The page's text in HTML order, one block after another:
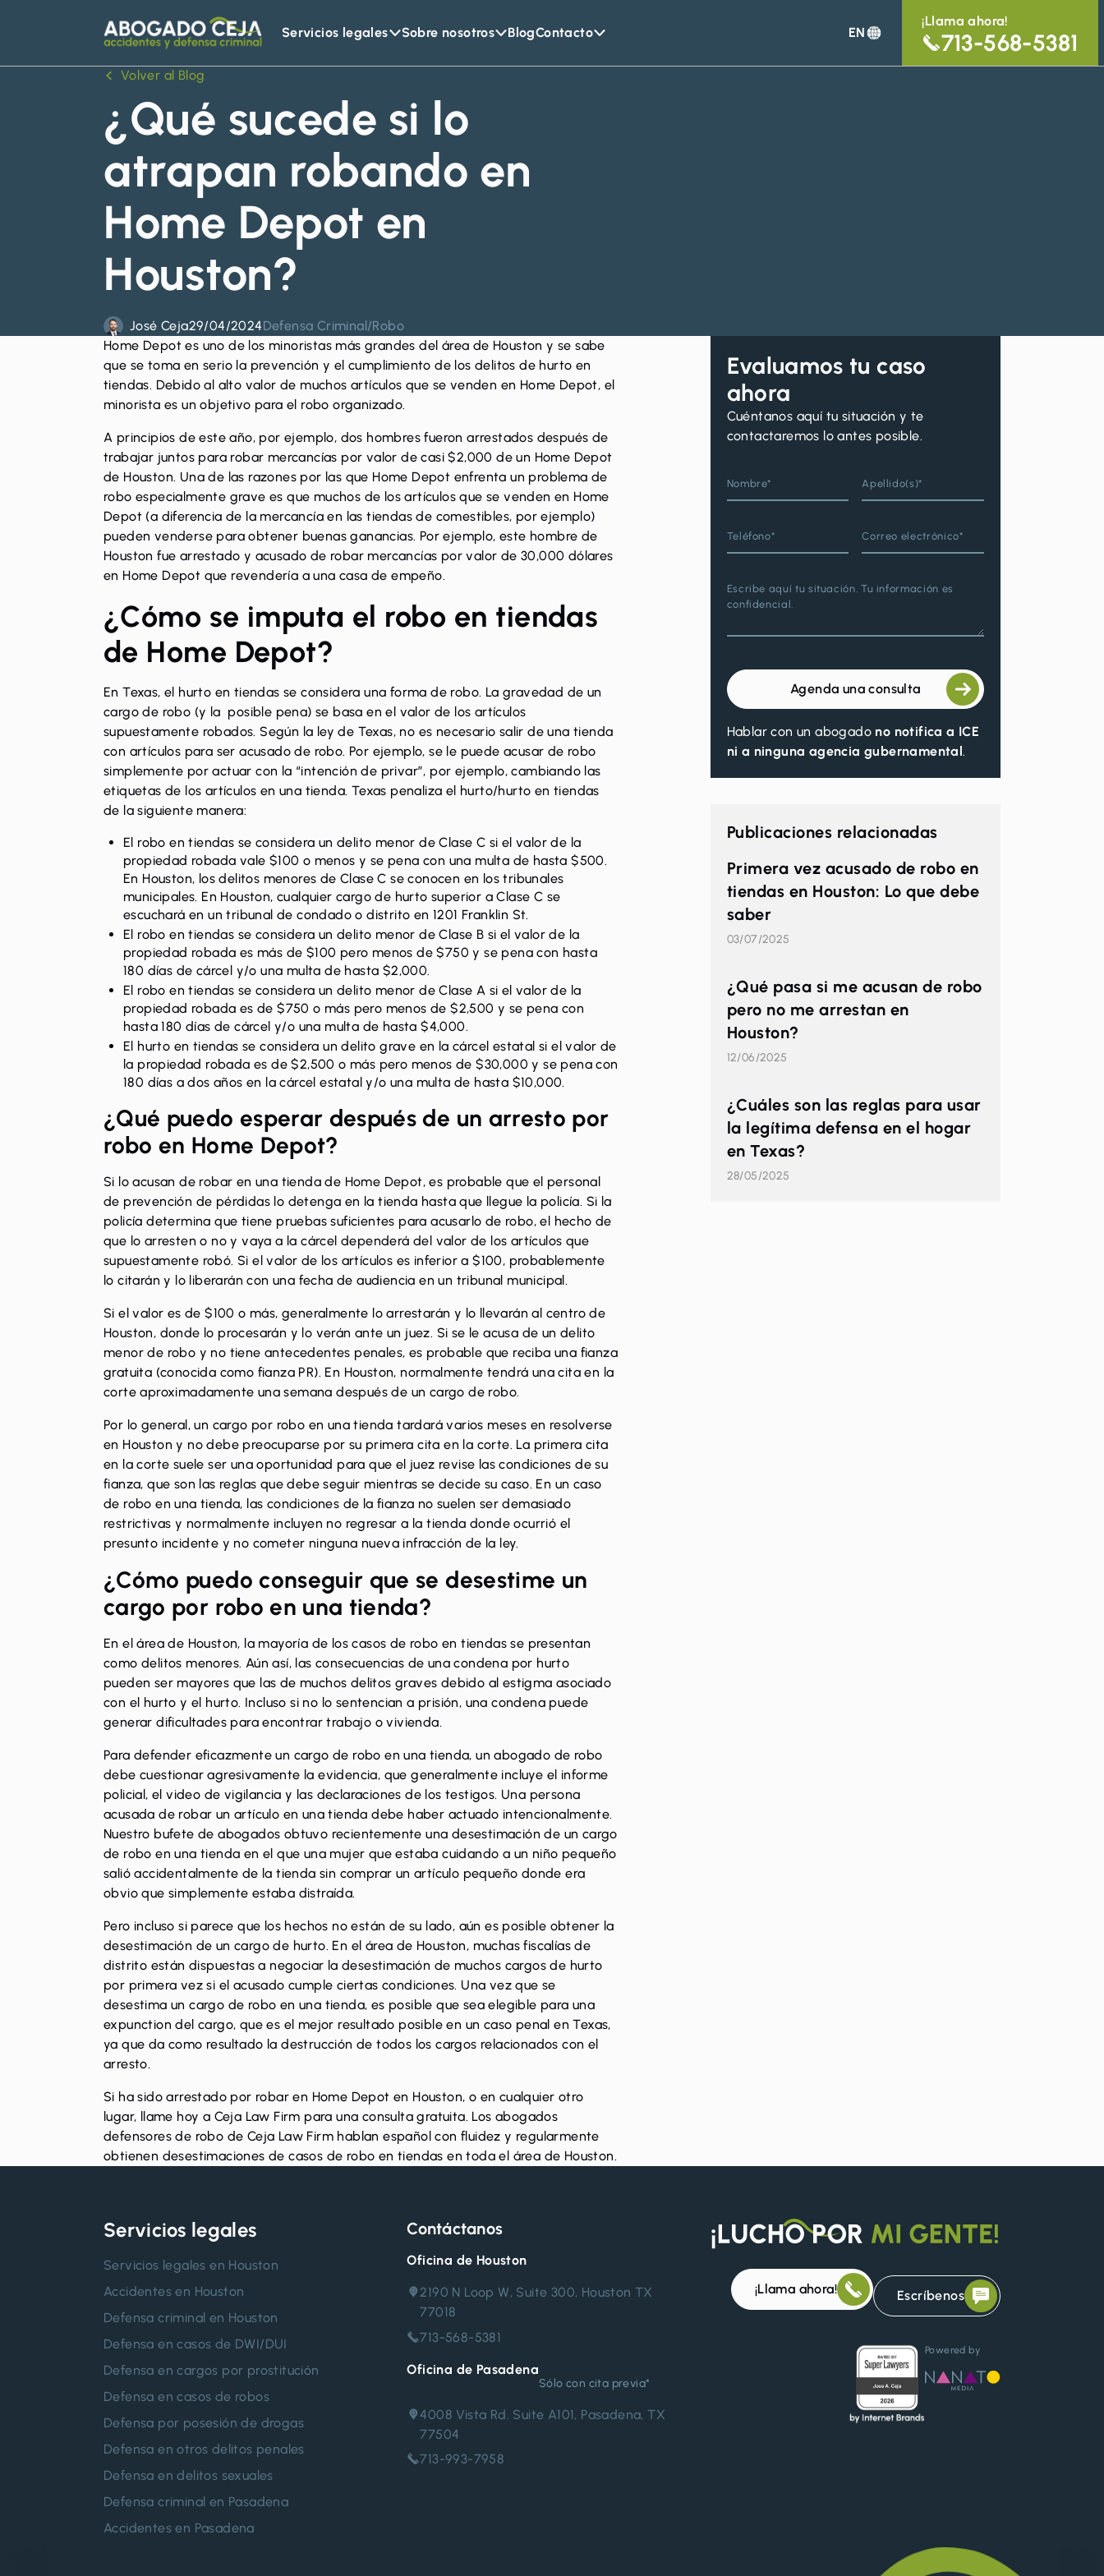
Abogado
Servicios legales Sobre nosotros BlogContacto EN
¡Llama ahora!
713-568-5381
Volver al Blog
¿Qué sucede si lo
atrapan robando en
Home Depot en
Houston?
José Ceja29/04/2024Defensa Criminal /Robo
Home Depot es uno de los minoristas más grandes del área de Houston y se sabe
que se toma en serio la prevención y el cumplimiento de los delitos de hurto en
tiendas. Debido al alto valor de muchos artículos que se venden en Home Depot, el
minorista es un objetivo para el robo organizado.
A principios de este año, por ejemplo, dos hombres fueron arrestados después de
trabajar juntos para robar mercancías por valor de casi $2,000 de un Home Depot
de Houston. Una de las razones por las que Home Depot enfrenta un problema de
robo especialmente grave es que muchos de los artículos que se venden en Home
Depot (a diferencia de la mercancía en las tiendas de comestibles, por ejemplo)
pueden venderse para obtener buenas ganancias. Por ejemplo, este hombre de
Houston fue arrestado y acusado de robar mercancías por valor de 30,000 dólares
en Home Depot que revendería a una casa de empeño.
¿Cómo se imputa el robo en tiendas
de Home Depot?
En Texas,el hurto en tiendas se considera una forma de robo. La gravedad de un
cargo de robo (y la posible pena) se basa en el valor de los artículos
supuestamente robados. Según la ley de Texas, no es necesario salir de una tienda
con artículos para ser acusado de robo. Por ejemplo, se le puede acusar de robo
simplemente por actuar con la “intención de privar”, por ejemplo, cambiando las
etiquetas de los artículos en una tienda. Texas penaliza el hurto/hurto en tiendas
de la siguiente manera:
El robo en tiendas se considera un delito menor de Clase C si el valor de la
propiedad robada vale $100 o menos y se pena con una multa de hasta $500.
En Houston, los delitos menores de Clase C se conocen en los tribunales
municipales. En Houston, cualquier cargo de hurto superior a Clase C se
escuchará en un tribunal de condado o distrito en 1201 Franklin St.
El robo en tiendas se considera un delito menor de Clase B si el valor de la
propiedad robada es más de $100 pero menos de $750 y se pena con hasta
180 días de cárcel y/o una multa de hasta $2,000.
El robo en tiendas se considera un delito menor de Clase A si el valor de la
propiedad robada es de $750 o más pero menos de $2,500 y se pena con
hasta 180 días de cárcel y/o una multa de hasta $4,000.
El hurto en tiendas se considera un delito grave en la cárcel estatal si el valor de
la propiedad robada es de $2,500 o más pero menos de $30,000 y se pena con
180 días a dos años en la cárcel estatal y/o una multa de hasta $10,000.
¿Qué puedo esperar después de un arresto por
robo en Home Depot?
Si lo acusan de robar en una tienda de Home Depot, es probable que el personal
de prevención de pérdidas lo detenga en la tienda hasta que llegue la policía. Si la
policía determina que tiene pruebas suficientes para acusarlo de robo, el hecho de
que lo arresten o no y vaya a la cárcel dependerá del valor de los artículos que
supuestamente robó. Si el valor de los artículos es inferior a $100, probablemente
lo citarán y lo liberarán con una fecha de audiencia en un tribunal municipal.
Si el valor es de $100 o más, generalmente lo arrestarán y lo llevarán al centro de
Houston, donde lo procesarán y lo verán ante un juez. Si se le acusa de un delito
menor de robo y no tiene antecedentes penales, es probable que reciba una fianza
gratuita (conocida como fianza PR). En Houston, normalmente tendrá una cita en la
corte aproximadamente una semana después de un cargo de robo.
Por lo general, un cargo por robo en una tienda tardará varios meses en resolverse
en Houston y no debe preocuparse por su primera cita en la corte. La primera cita
en la corte suele ser una oportunidad para que el juez revise las condiciones de su
fianza, que son las reglas que debe seguir mientras se decide su caso. En un caso
de robo en una tienda, las condiciones de la fianza no suelen ser demasiado
restrictivas y normalmente incluyen no regresar a la tienda donde ocurrió el
presunto incidente y no cometer ninguna nueva infracción de la ley.
¿Cómo puedo conseguir que se desestime un
cargo por robo en una tienda?
En el área de Houston, la mayoría de los casos de robo en tiendas se presentan
como delitos menores. Aún así, las consecuencias de una condena por hurto
pueden ser mayores que las de muchos delitos graves debido al estigma asociado
con el hurto y el hurto. Incluso si no lo sentencian a prisión, una condena puede
generar dificultades para encontrar trabajo o vivienda.
Para defender eficazmente un cargo de robo en una tienda, un abogado de robo
debe cuestionar agresivamente la evidencia, que generalmente incluye el informe
policial, el video de vigilancia y las declaraciones de los testigos. Una persona
acusada de robar un artículo en una tienda debe haber actuado intencionalmente.
Nuestro bufete de abogados obtuvo recientemente una desestimación de un cargo
de robo en una tienda en el que una mujer que estaba cuidando a un niño pequeño
salió accidentalmente de la tienda sin comprar un artículo pequeño donde era
obvio que simplemente estaba distraída.
Pero incluso si parece que los hechos no están de su lado, aún es posible obtener la
desestimación de un cargo de hurto. En el área de Houston, muchas fiscalías de
distrito están dispuestas a negociar la desestimación de muchos cargos de hurto
por primera vez si el acusado cumple ciertas condiciones. Una vez que se
desestima un cargo de robo en una tienda, es posible que seaelegible para una
expunction del cargo, que es el mejor resultado posible en un caso penal en Texas,
ya que da como resultado la destrucción de todos los cargos relacionados con el
arresto.
Si ha sido arrestado por robar en Home Depot en Houston, o en cualquier otro
lugar,
llame hoy a Ceja Law Firm para una consulta gratuita. Los abogados
defensores de robo de Ceja Law Firm hablan español con fluidez y regularmente
obtienen desestimaciones de casos de robo en tiendas en toda el área de Houston.
Evaluamos tu caso
ahora
Cuéntanos aquí tu situación y te
contactaremos lo antes posible.
Nombre* Apellido(s)*
Teléfono* Correo electrónico*
Escribe aquí tu situación. Tu información es
confidencial.
Agenda una consulta
Hablar con un abogado no notifica a ICE
ni a ninguna agencia gubernamental.
Publicaciones relacionadas
Primera vez acusado de robo en
tiendas en Houston: Lo que debe
saber
03/07/2025
¿Qué pasa si me acusan de robo
pero no me arrestan en
Houston?
12/06/2025
¿Cuáles son las reglas para usar
la legítima defensa en el hogar
en Texas?
28/05/2025
Servicios legales
Servicios legales en Houston
Accidentes en Houston
Defensa criminal en Houston
Defensa en casos de DWI/DUI
Defensa en cargos por prostitución
Defensa en casos de robos
Defensa por posesión de drogas
Defensa en otros delitos penales
Defensa en delitos sexuales
Defensa criminal en Pasadena
Accidentes en Pasadena
Contáctanos
Oficina de Houston
2190 N Loop W, Suite 300, Houston TX
77018
713-568-5381
Oficina de Pasadena
Sólo con cita previa*
4008 Vista Rd. Suite A101, Pasadena, TX
77504
713-993-7958
¡Llama ahora! Escríbenos
Powered by